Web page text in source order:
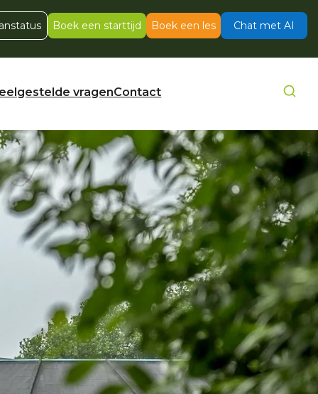
Boek een starttijd Boek een les Chat met AI
vragenContact